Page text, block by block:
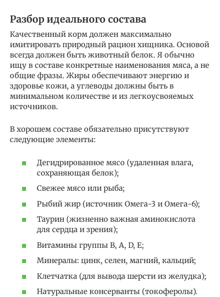
Разбор идеального состава
Качественный корм должен максимально
имитировать природный рацион хищника. Основой
всегда должен быть животный белок. Я обычно
ищу в составе конкретные наименования мяса, а не
общие фразы. Жиры обеспечивают энергию и
здоровье кожи, а углеводы должны быть в
минимальном количестве и из легкоусвояемых
источников.
В хорошем составе обязательно присутствуют
следующие элементы:
Дегидрированное мясо (удаленная влага,
сохраняющая белок);
Свежее мясо или рыба;
Рыбий жир (источник Омега-3 и Омега-6);
Таурин (жизненно важная аминокислота
для сердца и зрения);
Витамины группы B, A, D, E;
Минералы: цинк, селен, магний, кальций;
Клетчатка (для вывода шерсти из желудка);
Натуральные консерванты (токоферолы).